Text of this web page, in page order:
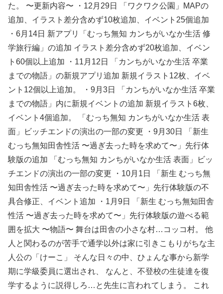
た。 〜更新内容〜 ・12月29日 「ワクワク公園」MAPの
追加、イラスト差分含めず10枚追加、イベント25個追加
・6月14日 新アプリ「むっち無知 カンちがいなか生活 修
学旅行編」の追加 イラスト差分含めず20枚追加、イベン
ト60個以上追加 ・11月12日 「カンちがいなか生活 卒業
までの物語」の新規アプリ追加 新規イラスト12枚、イベ
ント12個以上追加。 ・9月3日 「カンちがいなか生活 卒業
までの物語」内に新規イベントの追加 新規イラスト6枚、
イベント4個追加。 「むっち無知 カンちがいなか生活 表
面」ビッチエンドの演出の一部の変更 ・9月30日 「新生
むっち無知田舎性活 〜過ぎ去った時を求めて〜」先行体
験版の追加 「むっち無知 カンちがいなか生活 表面」ビッ
チエンドの演出の一部の変更 ・10月1日 「新生 むっち無
知田舎性活 〜過ぎ去った時を求めて〜」先行体験版の不
具合修正、イベント追加 ・1月9日 「新生 むっち無知田舎
性活 〜過ぎ去った時を求めて〜」先行体験版の遊べる範
囲を拡大 〜物語〜 舞台は田舎の小さな村…コッコ村。 他
人と関わるのが苦手で通学以外は家に引きこもりがちな主
人公の「けーこ」 そんな日々の中、ひょんな事から新学
期に学級委員に選出され、 なんと、不登校の生徒達を復
学するように説得しろ…と先生に言われてしまう。 これ